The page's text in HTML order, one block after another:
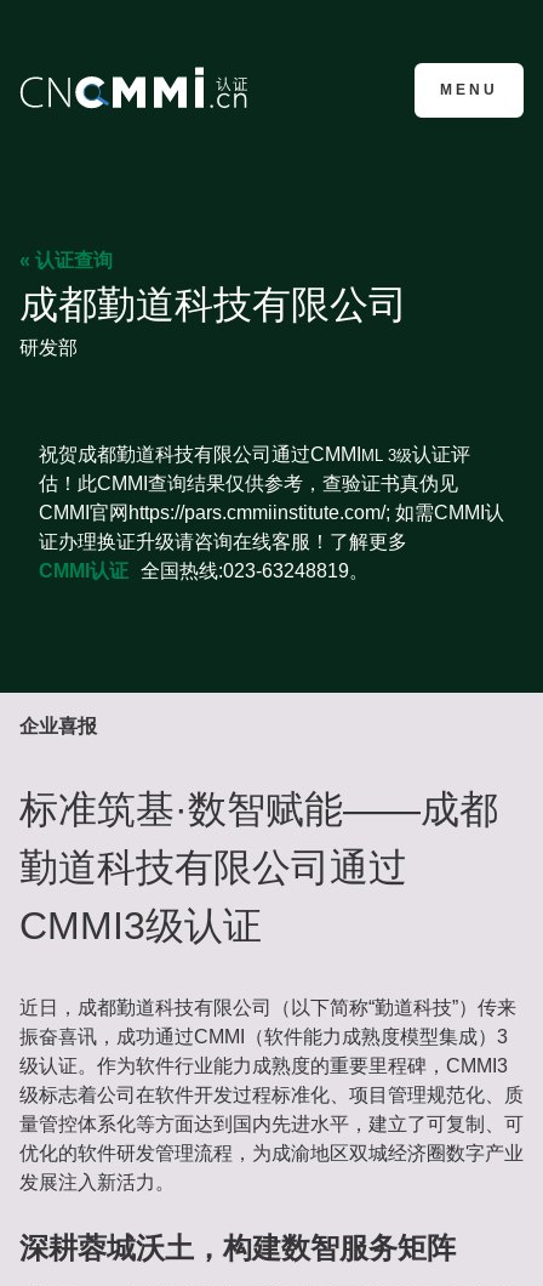
CMMI认证咨询
MENU
« 认证查询
成都勤道科技有限公司
研发部
祝贺成都勤道科技有限公司通过CMMI ML 3级认证评
估！此CMMI查询结果仅供参考，查验证书真伪见
CMMI官网https://pars.cmmiinstitute.com/; 如需CMMI认
证办理换证升级请咨询在线客服！了解更多
CMMI认证 全国热线:023-63248819。
企业喜报
标准筑基·数智赋能——成都
勤道科技有限公司通过
CMMI3级认证
近日，成都勤道科技有限公司（以下简称“勤道科技”）传来
振奋喜讯，成功通过CMMI（软件能力成熟度模型集成）3
级认证。作为软件行业能力成熟度的重要里程碑，CMMI3
级标志着公司在软件开发过程标准化、项目管理规范化、质
量管控体系化等方面达到国内先进水平，建立了可复制、可
优化的软件研发管理流程，为成渝地区双城经济圈数字产业
发展注入新活力。
深耕蓉城沃土，构建数智服务矩阵